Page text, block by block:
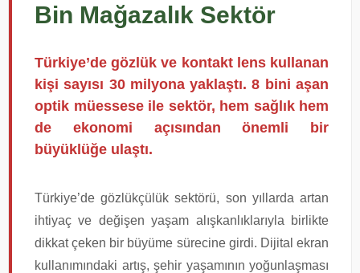
Bin Mağazalık Sektör
Türkiye’de gözlük ve kontakt lens kullanan
kişi sayısı 30 milyona yaklaştı. 8 bini aşan
optik müessese ile sektör, hem sağlık hem
de ekonomi açısından önemli bir
büyüklüğe ulaştı.
Türkiye’de gözlükçülük sektörü, son yıllarda artan
ihtiyaç ve değişen yaşam alışkanlıklarıyla birlikte
dikkat çeken bir büyüme sürecine girdi. Dijital ekran
kullanımındaki artış, şehir yaşamının yoğunlaşması